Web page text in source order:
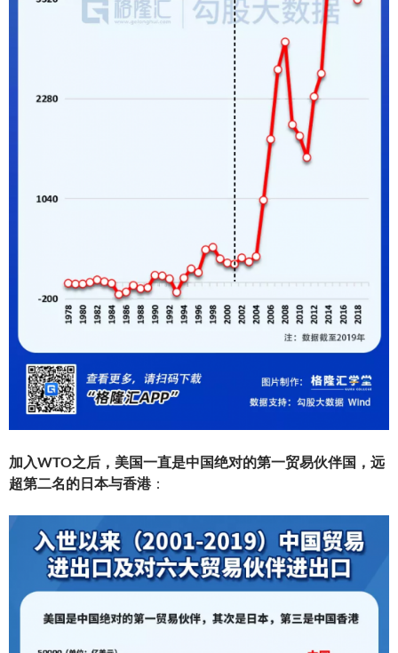
加入WTO之后，美国一直是中国绝对的第一贸易伙伴国，远
超第二名的日本与香港：